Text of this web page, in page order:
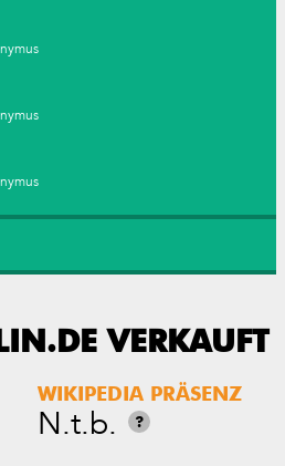
VERKAUFT
WIKIPEDIA PRÄSENZ
N.t.b. ?